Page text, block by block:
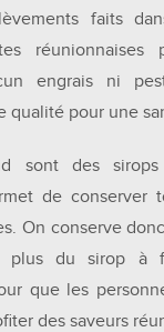
faits
réunionnaises
engrais ni
qualité pour une
sont des sirops
de conserver
On conserve
plus du sirop à
que les
des saveurs